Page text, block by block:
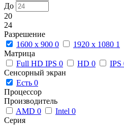
До
20
24
Разрешение
1600 x 900 0 1920 x 1080 1
Матрица
Full HD IPS 0 HD 0 IPS
Сенсорный экран
Есть 0
Процессор
Производитель
AMD 0 Intel 0
Серия